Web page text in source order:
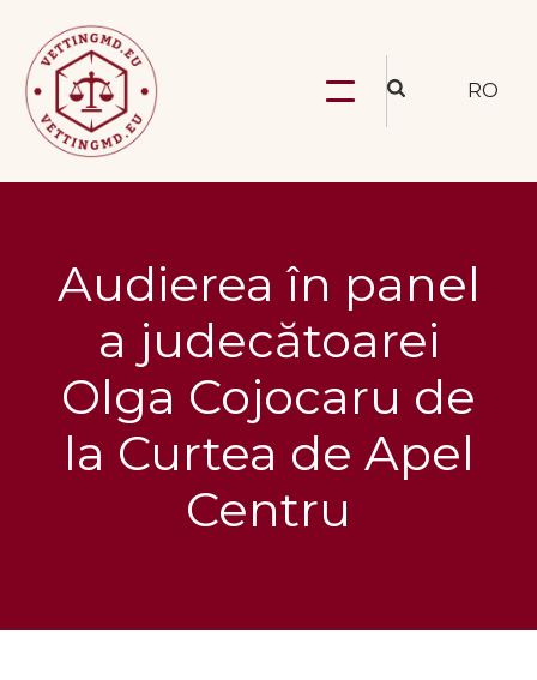
RO
Audierea în panel
a judecătoarei
Olga Cojocaru de
la Curtea de Apel
Centru